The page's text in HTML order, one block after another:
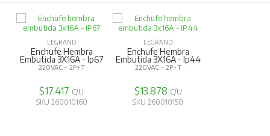
LEGRAND
Enchufe Hembra
Embutida 3X16A - Ip67
220VAC - 2P+T
$17.417 C/U
SKU 260010160
LEGRAND
Enchufe Hembra
Embutida 3X16A - Ip44
220VAC - 2P+T
$13.878 C/U
SKU 260010150